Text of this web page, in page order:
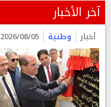
آخر الأخبار
أخبار وطنية 2026/08/05 20:08